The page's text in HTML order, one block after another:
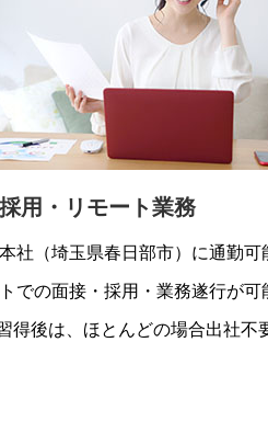
用・リモート業務
社（埼玉県春日部市）に通勤可
での面接・採用・業務遂行が可
得後は、ほとんどの場合出社不